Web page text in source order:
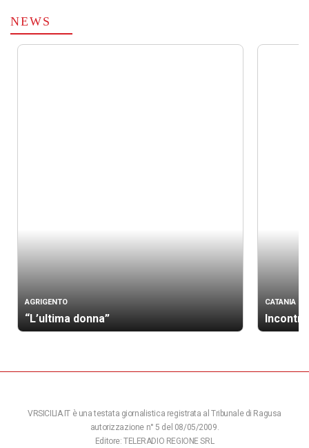
NEWS
AGRIGENTO
“L’ultima donna”
CATANIA
VRSICILIA.IT è una testata giornalistica registrata al Tribunale di Ragusa
autorizzazione n° 5 del 08/05/2009.
Editore: TELERADIO REGIONE SRL